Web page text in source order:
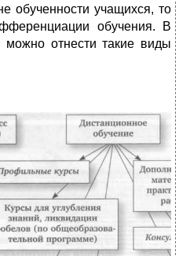
обученности учащихся, то
обучения. В
можно отнести такие виды